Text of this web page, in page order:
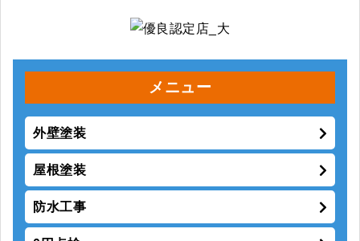
メニュー
外壁塗装
屋根塗装
防水工事